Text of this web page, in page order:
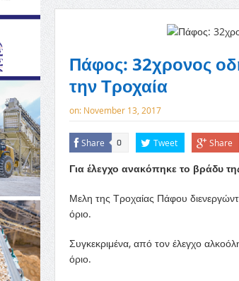
NEWS
Πάφος: 32χρονος
την Τροχαία
on: November 13, 2017
Share 0 Tweet Share
Για έλεγχο ανακόπηκε το βράδυ
Μελη της Τροχαίας Πάφου
όριο.
Συγκεκριμένα, από τον έλεγχο
όριο.